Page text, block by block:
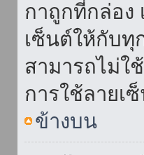
กาถูกที่กล่อง
เซ็นต์ให้กับ
สามารถไม่ใ
การใช้ลายเ
ข้างบน